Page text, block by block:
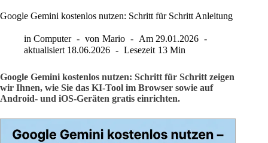
Google Gemini kostenlos nutzen: Schritt für Schritt Anleitung
in Computer von Mario Am 29.01.2026
aktualisiert 18.06.2026 Lesezeit 13 Min
Google Gemini kostenlos nutzen: Schritt für Schritt zeigen
wir Ihnen, wie Sie das KI-Tool im Browser sowie auf
Android- und iOS-Geräten gratis einrichten.